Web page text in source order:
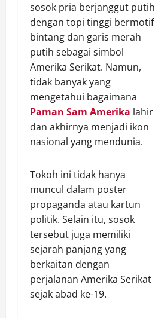
sosok pria berjanggut putih
dengan topi tinggi bermotif
bintang dan garis merah
putih sebagai simbol
Amerika Serikat. Namun,
tidak banyak yang
mengetahui bagaimana
Paman Sam Amerika lahir
dan akhirnya menjadi ikon
nasional yang mendunia.
Tokoh ini tidak hanya
muncul dalam poster
propaganda atau kartun
politik. Selain itu, sosok
tersebut juga memiliki
sejarah panjang yang
berkaitan dengan
perjalanan Amerika Serikat
sejak abad ke-19.